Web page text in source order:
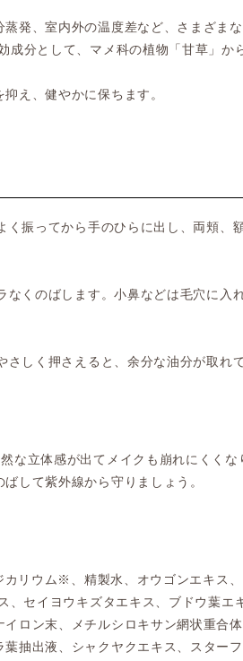
発、室内外の温度差など、さまざま
成分として、マメ科の植物「甘草」
え、健やかに保ちます。
振ってから手のひらに出し、両頬、
くのばします。小鼻などは毛穴に入
しく押さえると、余分な油分が取れ
な立体感が出てメイクも崩れにくくな
して紫外線から守りましょう。
ウム※、精製水、オウゴンエキス、
セイヨウキズタエキス、ブドウ葉エ
ロン末、メチルシロキサン網状重合
抽出液、シャクヤクエキス、スター